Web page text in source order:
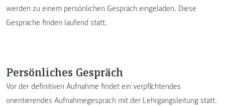
werden zu einem persönlichen Gespräch eingeladen. Diese
Gespräche finden laufend statt.
Persönliches Gespräch
Vor der definitiven Aufnahme findet ein verpflichtendes
orientierendes Aufnahmegespräch mit der Lehrgangsleitung statt.